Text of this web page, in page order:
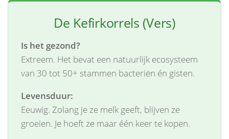
De Kefirkorrels (Vers)
Is het gezond?
Extreem. Het bevat een natuurlijk ecosysteem
van 30 tot 50+ stammen bacteriën én gisten.
Levensduur:
Eeuwig. Zolang je ze melk geeft, blijven ze
groeien. Je hoeft ze maar één keer te kopen.